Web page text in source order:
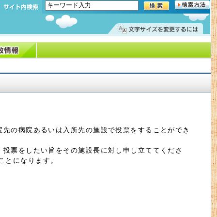
の病院あるいは入所先の施設で投票をすることができ
票をしたい旨をその施設長に対し申し立ててくださ
になります。